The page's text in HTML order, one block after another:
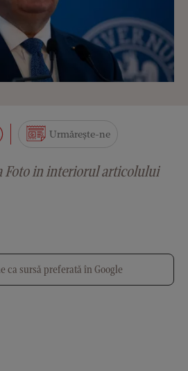
Urmărește-ne
Foto in interiorul articolului
ca sursă preferată în Google